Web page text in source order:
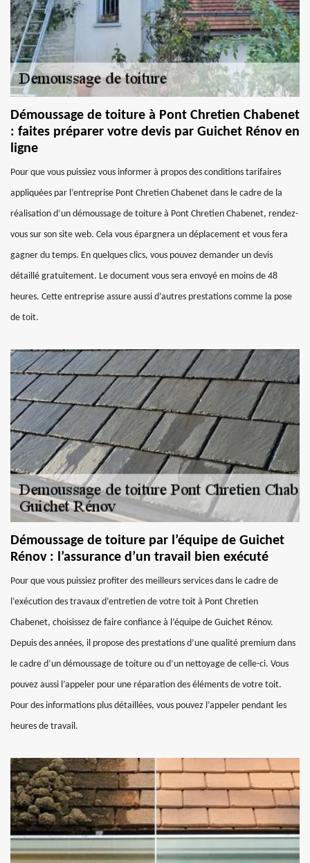
Démoussage de toiture à Pont Chretien Chabenet
: faites préparer votre devis par Guichet Rénov en
ligne
Pour que vous puissiez vous informer à propos des conditions tarifaires
appliquées par l’entreprise Pont Chretien Chabenet dans le cadre de la
réalisation d’un démoussage de toiture à Pont Chretien Chabenet, rendez-
vous sur son site web. Cela vous épargnera un déplacement et vous fera
gagner du temps. En quelques clics, vous pouvez demander un devis
détaillé gratuitement. Le document vous sera envoyé en moins de 48
heures. Cette entreprise assure aussi d’autres prestations comme la pose
de toit.
Démoussage de toiture par l’équipe de Guichet
Rénov : l’assurance d’un travail bien exécuté
Pour que vous puissiez profiter des meilleurs services dans le cadre de
l’exécution des travaux d’entretien de votre toit à Pont Chretien
Chabenet, choisissez de faire confiance à l’équipe de Guichet Rénov.
Depuis des années, il propose des prestations d’une qualité premium dans
le cadre d’un démoussage de toiture ou d’un nettoyage de celle-ci. Vous
pouvez aussi l’appeler pour une réparation des éléments de votre toit.
Pour des informations plus détaillées, vous pouvez l’appeler pendant les
heures de travail.